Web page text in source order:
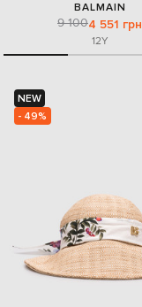
BALMAIN
9 1004 551 грн
12Y
NEW
- 49%